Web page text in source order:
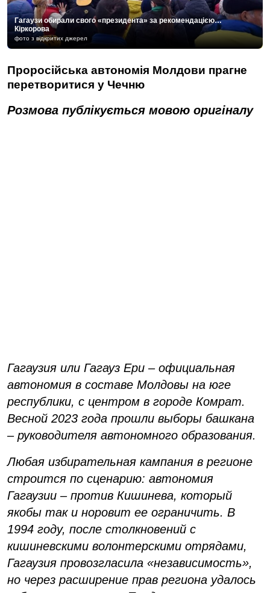
Гагаузи обирали свого «президента» за рекомендацією…
Кіркорова
фото з відкритих джерел
Проросійська автономія Молдови прагне
перетворитися у Чечню
Розмова публікується мовою оригіналу
Гагаузия или Гагауз Ери – официальная
автономия в составе Молдовы на юге
республики, с центром в городе Комрат.
Весной 2023 года прошли выборы башкана
– руководителя автономного образования.
Любая избирательная кампания в регионе
строится по сценарию: автономия
Гагаузии – против Кишинева, который
якобы так и норовит ее ограничить. В
1994 году, после столкновений с
кишиневскими волонтерскими отрядами,
Гагаузия провозгласила «независимость»,
но через расширение прав региона удалось